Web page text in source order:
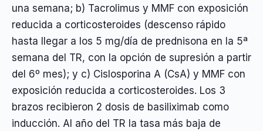
una semana; b) Tacrolimus y MMF con exposición
reducida a corticosteroides (descenso rápido
hasta llegar a los 5 mg/día de prednisona en la 5ª
semana del TR, con la opción de supresión a partir
del 6º mes); y c) Cislosporina A (CsA) y MMF con
exposición reducida a corticosteroides. Los 3
brazos recibieron 2 dosis de basiliximab como
inducción. Al año del TR la tasa más baja de